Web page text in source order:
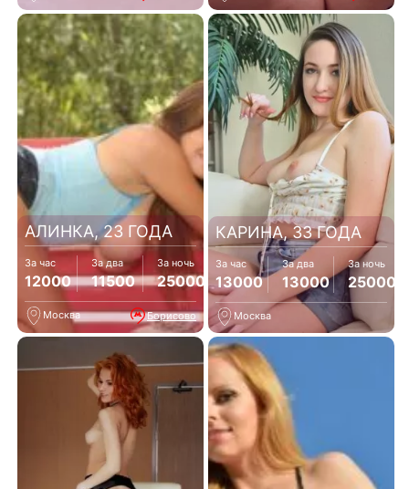
АЛИНКА, 23 ГОДА
За час
12000
За два
11500
За ночь
25000
Москва Борисово
КАРИНА, 33 ГОДА
За час
13000
За два
13000
За ночь
25000
Москва